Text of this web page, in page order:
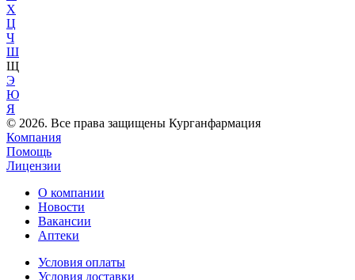
Х
Ц
Ч
Ш
Щ
Э
Ю
Я
© 2026. Все права защищены Курганфармация
Компания
Помощь
Лицензии
О компании
Новости
Вакансии
Аптеки
Условия оплаты
Условия доставки